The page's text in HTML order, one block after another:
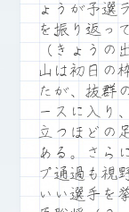
ょうが予選
を振り返っ
（きょうの
山は初日の
たが、抜群
ースに入り
立つほどの
ある。さら
プ通過も視
いい選手を